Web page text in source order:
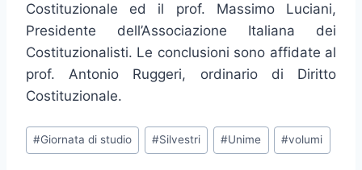
Costituzionale ed il prof. Massimo Luciani,
Presidente dell’Associazione Italiana dei
Costituzionalisti. Le conclusioni sono affidate al
prof. Antonio Ruggeri, ordinario di Diritto
Costituzionale.
Tag
articolo:
#Giornata di studio #Silvestri #Unime #volumi